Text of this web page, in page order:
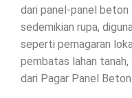
dari panel-panel
sedemikian rupa,
seperti pemagaran
pembatas lahan tanah,
dari Pagar Panel